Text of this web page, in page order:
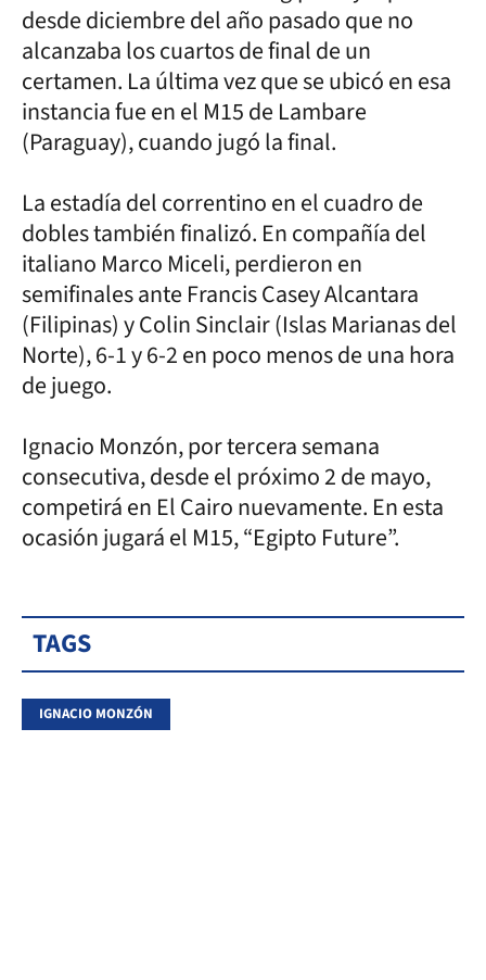
desde diciembre del año pasado que no
alcanzaba los cuartos de final de un
certamen. La última vez que se ubicó en esa
instancia fue en el M15 de Lambare
(Paraguay), cuando jugó la final.
La estadía del correntino en el cuadro de
dobles también finalizó. En compañía del
italiano Marco Miceli, perdieron en
semifinales ante Francis Casey Alcantara
(Filipinas) y Colin Sinclair (Islas Marianas del
Norte), 6-1 y 6-2 en poco menos de una hora
de juego.
Ignacio Monzón, por tercera semana
consecutiva, desde el próximo 2 de mayo,
competirá en El Cairo nuevamente. En esta
ocasión jugará el M15, “Egipto Future”.
TAGS
IGNACIO MONZÓN